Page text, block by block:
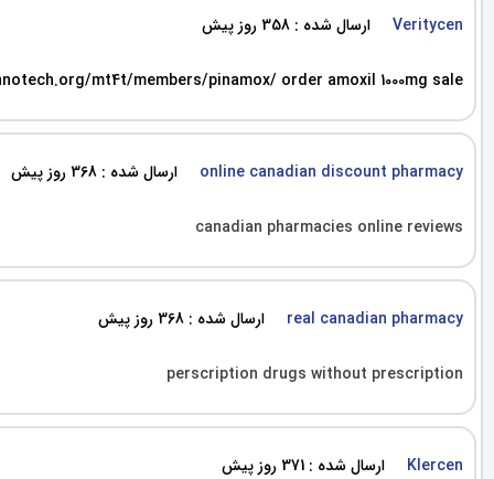
Veritycen ارسال شده : 358 روز پیش
mt4t/members/pinamox/ order amoxil 1000mg sale
online canadian discount pharmacy ارسال شده : 368 روز پیش
canadian pharmacies online reviews
real canadian pharmacy ارسال شده : 368 روز پیش
perscription drugs without prescription
Klercen ارسال شده : 371 روز پیش